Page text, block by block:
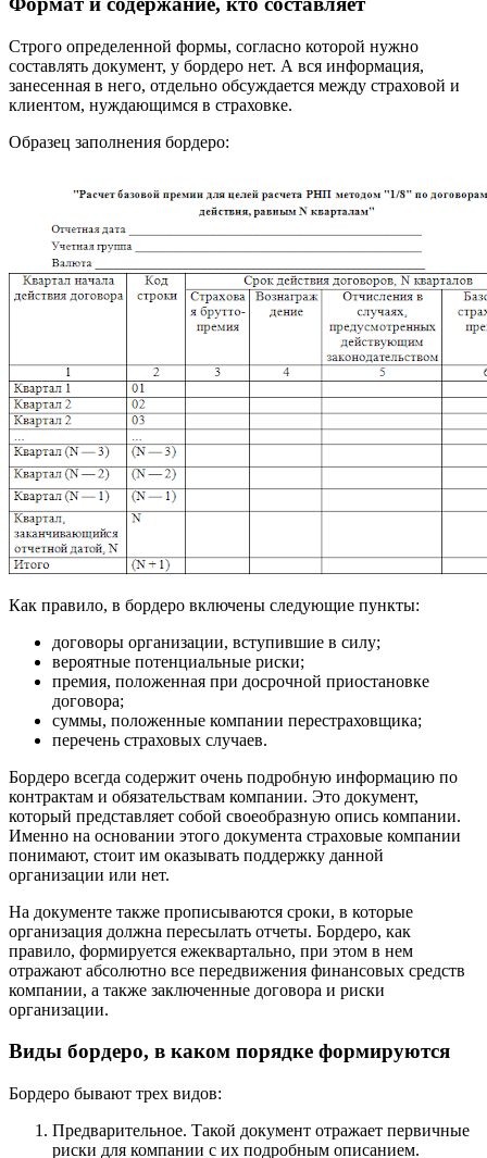
Строго определенной формы, согласно которой нужно
составлять документ, у бордеро нет. А вся информация,
занесенная в него, отдельно обсуждается между страховой и
клиентом, нуждающимся в страховке.
Образец заполнения бордеро:
Как правило, в бордеро включены следующие пункты:
договоры организации, вступившие в силу;
вероятные потенциальные риски;
премия, положенная при досрочной приостановке
договора;
суммы, положенные компании перестраховщика;
перечень страховых случаев.
Бордеро всегда содержит очень подробную информацию по
контрактам и обязательствам компании. Это документ,
который представляет собой своеобразную опись компании.
Именно на основании этого документа страховые компании
понимают, стоит им оказывать поддержку данной
организации или нет.
На документе также прописываются сроки, в которые
организация должна пересылать отчеты. Бордеро, как
правило, формируется ежеквартально, при этом в нем
отражают абсолютно все передвижения финансовых средств
компании, а также заключенные договора и риски
организации.
Виды бордеро, в каком порядке формируются
Бордеро бывают трех видов:
Предварительное. Такой документ отражает первичные
риски для компании с их подробным описанием.